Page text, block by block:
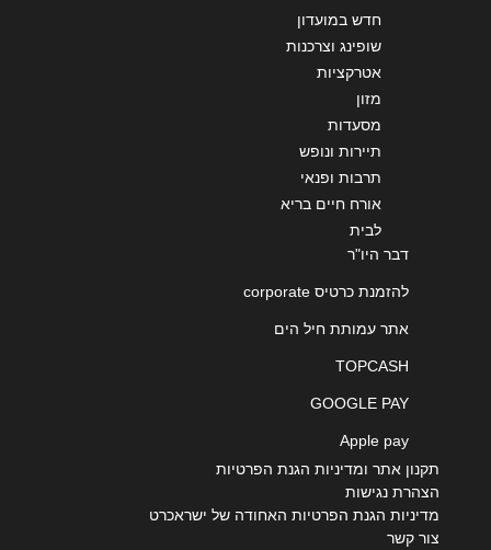
חדש במועדון
שופינג וצרכנות
אטרקציות
מזון
מסעדות
תיירות ונופש
תרבות ופנאי
אורח חיים בריא
לבית
דבר היו"ר
להזמנת כרטיס corporate
אתר עמותת חיל הים
TOPCASH
GOOGLE PAY
Apple pay
תקנון אתר ומדיניות הגנת הפרטיות
הצהרת נגישות
מדיניות הגנת הפרטיות האחודה של ישראכרט
צור קשר